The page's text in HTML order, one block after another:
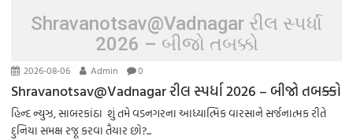
Shravanotsav@Vadnagar રીલ સ્પર્ધા
2026 – બીજો તબક્કો
2026-08-06 Admin 0
Shravanotsav@Vadnagar રીલ સ્પર્ધા 2026 – બીજો તબક્કો
હિન્દ ન્યુઝ, સાબરકાંઠા શું તમે વડનગરના આધ્યાત્મિક વારસાને સર્જનાત્મક રીતે
દુનિયા સમક્ષ રજૂ કરવા તૈયાર છો?...